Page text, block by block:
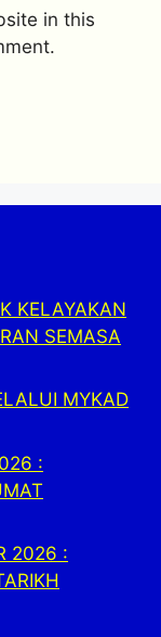
in this
KELAYAKAN
SEMASA
MYKAD
:
2026 :